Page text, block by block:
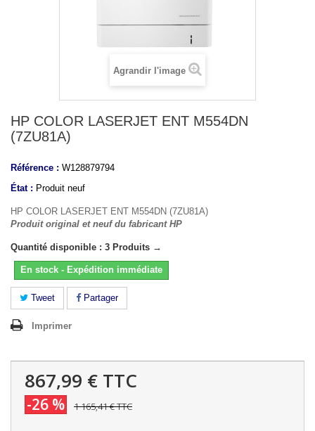
Agrandir l'image
HP COLOR LASERJET ENT M554DN
(7ZU81A)
Référence : W128879794
État : Produit neuf
HP COLOR LASERJET ENT M554DN (7ZU81A)
Produit original et neuf du fabricant HP
Quantité disponible : 3 Produits →
En stock - Expédition immédiate
Tweet Partager
Imprimer
867,99 € TTC
-26 % 1 165,41 €TTC